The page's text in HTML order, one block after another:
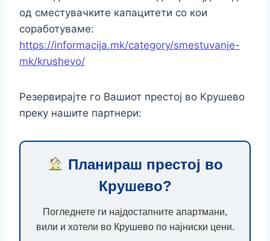
од сместувачките капацитети со кои
соработуваме:
https://informacija.mk/category/smestuvanje-
mk/krushevo/
Резервирајте го Вашиот престој во Крушево
преку нашите партнери:
Планираш престој во
Крушево?
Погледнете ги најдостапните апартмани,
вили и хотели во Крушево по најниски цени.